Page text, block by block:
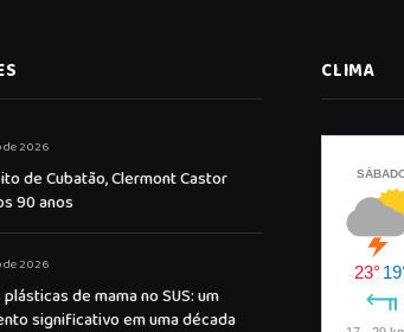
de 2026
de Cubatão, Clermont Castor
90 anos
de 2026
de mama no SUS: um
significativo em uma década
CLIMA